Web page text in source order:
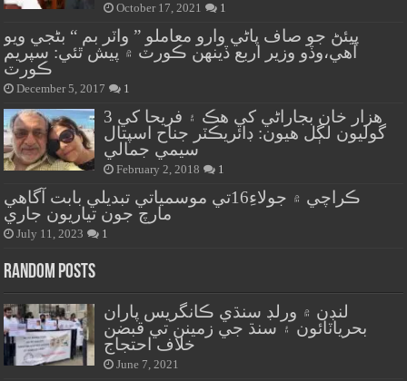
October 17, 2021 1
پيئڻ جو صاف پاڻي وارو معاملو ” واٽر بم “ بڻجي ويو
آهي،وڏو وزير اربع ڏينهن ڪورٽ ۾ پيش ٿئي: سپريم
ڪورٽ
December 5, 2017 1
هزار خان بجاراڻي کي هڪ ۽ فريحا کي 3
گوليون لڳل هيون: ڊائريڪٽر جناح اسپتال
سيمي جمالي
February 2, 2018 1
ڪراچي ۾ جولاءِ16تي موسمياتي تبديلي بابت آگاهي
مارچ جون تياريون جاري
July 11, 2023 1
Random Posts
لنڊن ۾ ورلڊ سنڌي ڪانگريس پاران
بحرياٽائون ۽ سنڌ جي زمينن تي قبضن
خلاف احتجاج
June 7, 2021